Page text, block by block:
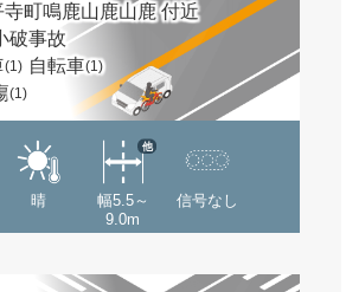
町鳴鹿山鹿山鹿 付近
破事故
(1) 自転車(1)
(1)
晴
幅5.5～
9.0m
他
信号なし